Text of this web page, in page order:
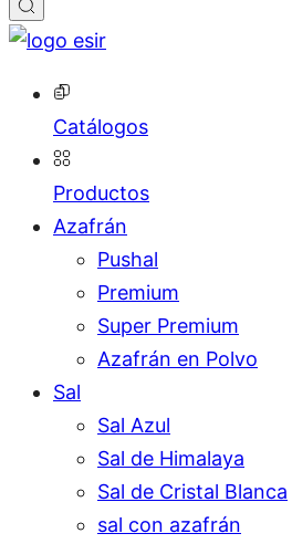
Catálogos
Productos
Azafrán
Pushal
Premium
Super Premium
Azafrán en Polvo
Sal
Sal Azul
Sal de Himalaya
Sal de Cristal Blanca
sal con azafrán